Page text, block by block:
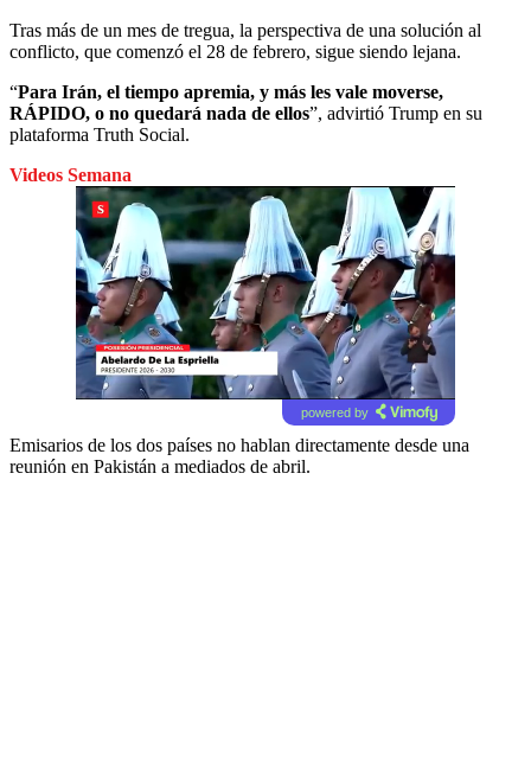
Tras más de un mes de tregua, la perspectiva de una solución al
conflicto, que comenzó el 28 de febrero, sigue siendo lejana.
“Para Irán, el tiempo apremia, y más les vale moverse,
RÁPIDO, o no quedará nada de ellos”, advirtió Trump en su
plataforma Truth Social.
Videos Semana
powered by
Emisarios de los dos países no hablan directamente desde una
reunión en Pakistán a mediados de abril.